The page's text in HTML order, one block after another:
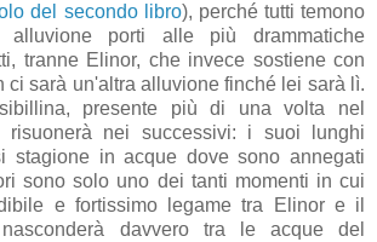
del secondo libro), perché tutti temono
porti alle più drammatiche
tranne Elinor, che invece sostiene con
ci sarà un'altra alluvione finché lei sarà lì.
presente più di una volta nel
risuonerà nei successivi: i suoi lunghi
stagione in acque dove sono annegati
sono solo uno dei tanti momenti in cui
e fortissimo legame tra Elinor e il
davvero tra le acque del